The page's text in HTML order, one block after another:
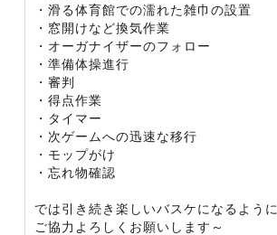
・滑る体育館での濡れた雑巾の設置
・窓開けなど換気作業
・オーガナイザーのフォロー
・準備体操進行
・審判
・得点作業
・タイマー
・次ゲームへの迅速な移行
・モップがけ
・忘れ物確認
では引き続き楽しいバスケになるように
ご協力よろしくお願いします～